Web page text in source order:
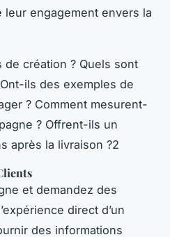
engagement envers la
création ? Quels sont
ils des exemples de
? Comment mesurent-
? Offrent-ils un
après la livraison ?2
et demandez des
direct d’un
des informations